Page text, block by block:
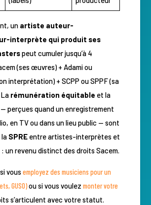
un artiste auteur-
interprète qui produit ses
peut cumuler jusqu’à 4
(ses œuvres) + Adami ou
interprétation) + SCPP ou SPPF (sa
rémunération équitable et la
perçues quand un enregistrement
en TV ou dans un lieu public — sont
SPREentre artistes-interprètes et
un revenu distinct des droits Sacem.
vous employez des musiciens pour un
GUSO)ou si vous voulez monter votre
s’articulent avec votre statut.